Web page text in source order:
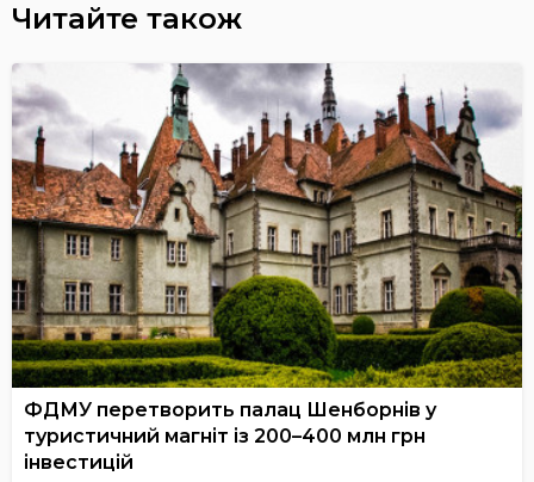
Читайте також
ФДМУ перетворить палац Шенборнів у
туристичний магніт із 200–400 млн грн
інвестицій